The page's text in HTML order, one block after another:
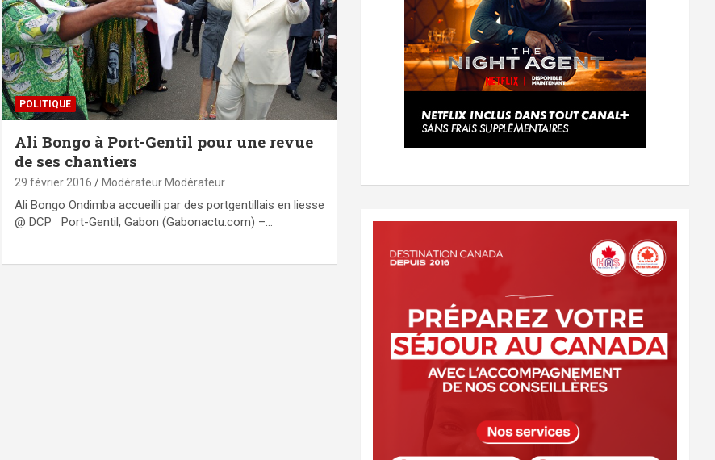
POLITIQUE
Ali Bongo à Port-Gentil pour une revue
de ses chantiers
29 février 2016 Modérateur Modérateur
Ali Bongo Ondimba accueilli par des portgentillais en liesse
@ DCP Port-Gentil, Gabon (Gabonactu.com) –…